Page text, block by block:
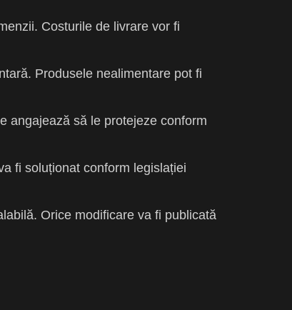
Costurile de livrare vor fi
Produsele nealimentare pot fi
angajează să le protejeze conform
fi soluționat conform legislației
Orice modificare va fi publicată